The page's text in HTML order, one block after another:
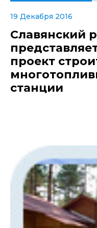
19 Декабря 2016
Славянский
проект
станции